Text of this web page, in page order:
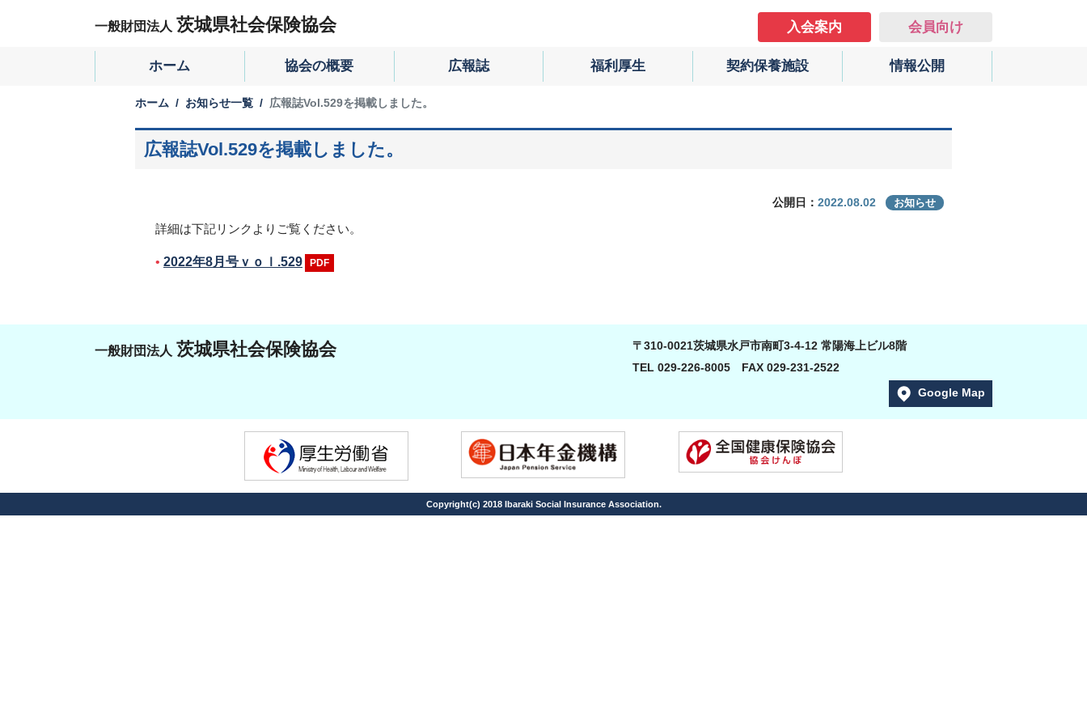
一般財団法人 茨城県社会保険協会 会員向け
入会案内
ホーム 協会の概要 広報誌 福利厚生 契約保養施設 情報公開
ホーム お知らせ一覧 広報誌Vol.529を掲載しました。
広報誌Vol.529を掲載しました。
公開日： 2022.08.02 お知らせ
詳細は下記リンクよりご覧ください。
2022年8月号ｖｏｌ.529
一般財団法人 茨城県社会保険協会
〒310-0021茨城県水戸市南町3-4-12 常陽海上ビル8階
TEL 029-226-8005 FAX 029-231-2522
Google Map
Copyright(c) 2018 Ibaraki Social Insurance Association.